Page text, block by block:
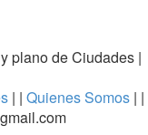
plano de Ciudades|
| | Quienes Somos | |